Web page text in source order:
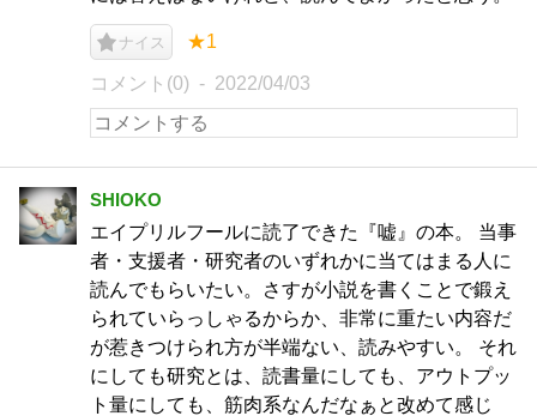
ナイス ★1
コメント(0) 2022/04/03
SHIOKO
エイプリルフールに読了できた『嘘』の本。 当事
者・支援者・研究者のいずれかに当てはまる人に
読んでもらいたい。さすが小説を書くことで鍛え
られていらっしゃるからか、非常に重たい内容だ
が惹きつけられ方が半端ない、読みやすい。 それ
にしても研究とは、読書量にしても、アウトプッ
ト量にしても、筋肉系なんだなぁと改めて感じ